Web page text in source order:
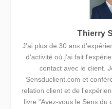
Thierry
J'ai plus de 30 ans
d'activité où j'ai fait
contact avec le client.
Sensduclient.com et
relation client et de
livre "Avez-vous le Sens du